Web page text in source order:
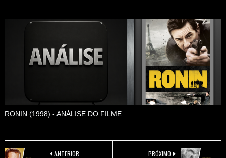
RONIN (1998) - ANÁLISE DO FILME
PRÓXIMO
ANTERIOR